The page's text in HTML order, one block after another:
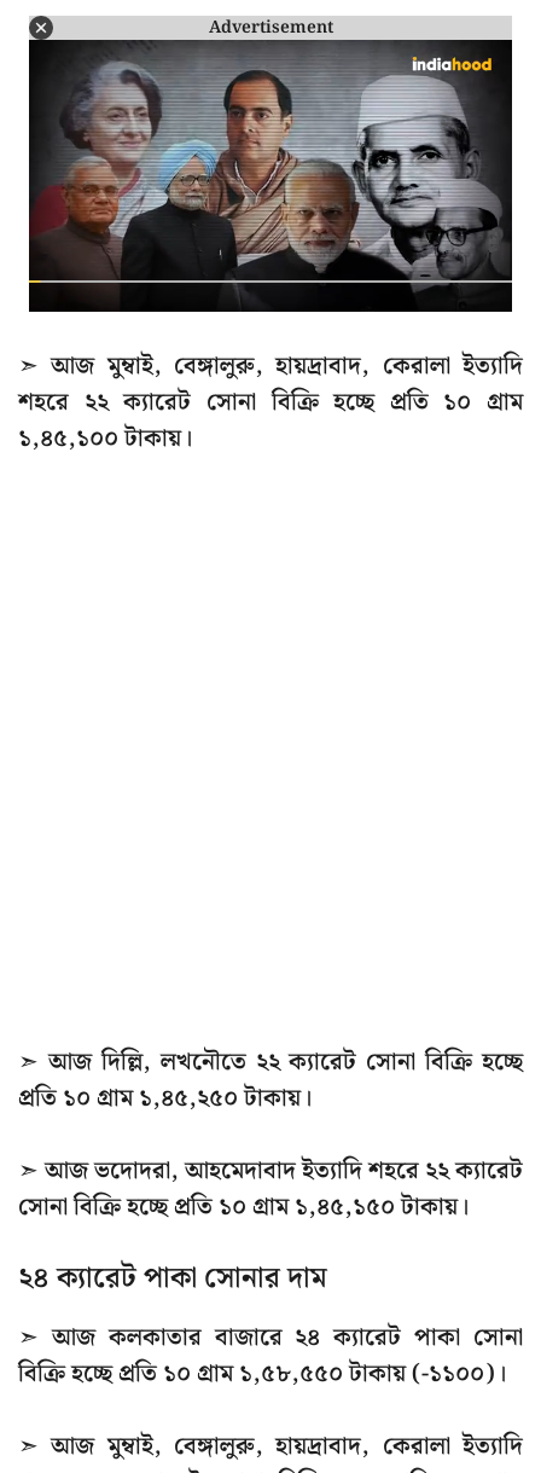
Advertisement
➣ আজ মুম্বাই, বেঙ্গালুরু, হায়দ্রাবাদ, কেরালা ইত্যাদি
শহরে ২২ ক্যারেট সোনা বিক্রি হচ্ছে প্রতি ১০ গ্রাম
১,৪৫,১০০ টাকায়।
➣ আজ দিল্লি, লখনৌতে ২২ ক্যারেট সোনা বিক্রি হচ্ছে
প্রতি ১০ গ্রাম ১,৪৫,২৫০ টাকায়।
➣ আজ ভদোদরা, আহমেদাবাদ ইত্যাদি শহরে ২২ ক্যারেট
সোনা বিক্রি হচ্ছে প্রতি ১০ গ্রাম ১,৪৫,১৫০ টাকায়।
২৪ ক্যারেট পাকা সোনার দাম
➣ আজ কলকাতার বাজারে ২৪ ক্যারেট পাকা সোনা
বিক্রি হচ্ছে প্রতি ১০ গ্রাম ১,৫৮,৫৫০ টাকায় (-১১০০)।
➣ আজ মুম্বাই, বেঙ্গালুরু, হায়দ্রাবাদ, কেরালা ইত্যাদি